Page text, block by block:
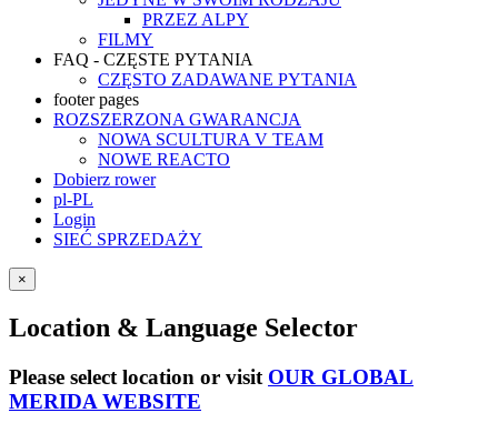
PRZEZ ALPY
FILMY
FAQ - CZĘSTE PYTANIA
CZĘSTO ZADAWANE PYTANIA
footer pages
ROZSZERZONA GWARANCJA
NOWA SCULTURA V TEAM
NOWE REACTO
Dobierz rower
pl-PL
Login
SIEĆ SPRZEDAŻY
×
Location & Language Selector
Please select location or visit OUR GLOBAL
MERIDA WEBSITE